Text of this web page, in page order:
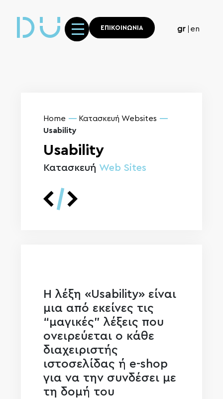
gr en
ΕΠΙΚΟΙΝΩΝΙΑ
Home
Κατασκευή Websites
Usability
Usability
Κατασκευή Web Sites
Η λέξη «Usability» είναι
μια από εκείνες τις
“μαγικές” λέξεις που
ονειρεύεται ο κάθε
διαχειριστής
ιστοσελίδας ή e-shop
για να την συνδέσει με
τη δομή του